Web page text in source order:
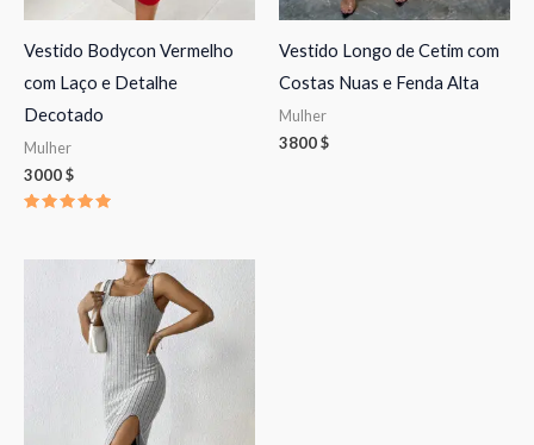
Vestido Bodycon Vermelho
com Laço e Detalhe
Decotado
Mulher
3000$
Vestido Longo de Cetim com
Costas Nuas e Fenda Alta
Mulher
3800$